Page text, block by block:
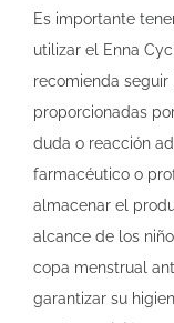
Es importante
utilizar el Enna
recomienda
proporcionadas
duda o reacción
farmacéutico o
almacenar el
alcance de los
copa menstrual
garantizar su